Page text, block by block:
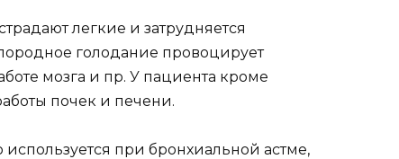
легкие и затрудняется
голодание провоцирует
мозга и пр. У пациента кроме
почек и печени.
используется при бронхиальной астме,